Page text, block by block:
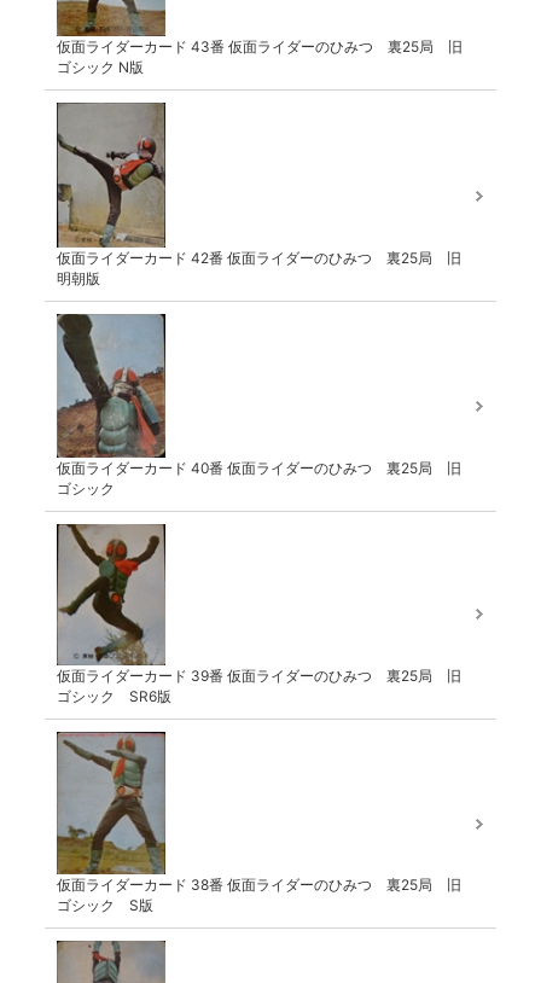
仮面ライダーカード 43番 仮面ライダーのひみつ 裏25局 旧
ゴシック N版
仮面ライダーカード 42番 仮面ライダーのひみつ 裏25局 旧
明朝版
仮面ライダーカード 40番 仮面ライダーのひみつ 裏25局 旧
ゴシック
仮面ライダーカード 39番 仮面ライダーのひみつ 裏25局 旧
ゴシック SR6版
仮面ライダーカード 38番 仮面ライダーのひみつ 裏25局 旧
ゴシック S版